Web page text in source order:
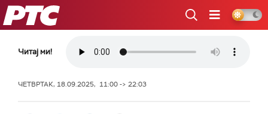
РТС
Читај ми!
ЧЕТВРТАК, 18.09.2025, 11:00 -> 22:03